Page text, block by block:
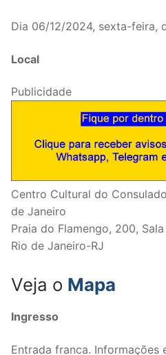
Dia 06/12/2024, sexta-feira,
Local
Publicidade
Centro Cultural do
de Janeiro
Praia do Flamengo, 200,
Rio de Janeiro-RJ
Veja o Mapa
Ingresso
Entrada franca. Informações